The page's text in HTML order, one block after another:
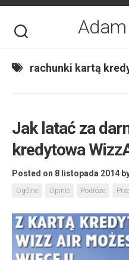
Skip
content
rachunki kartą
Jak latać za
kredytowa
Posted on 8 listopada 2014
Ogólne Opinie Podróże